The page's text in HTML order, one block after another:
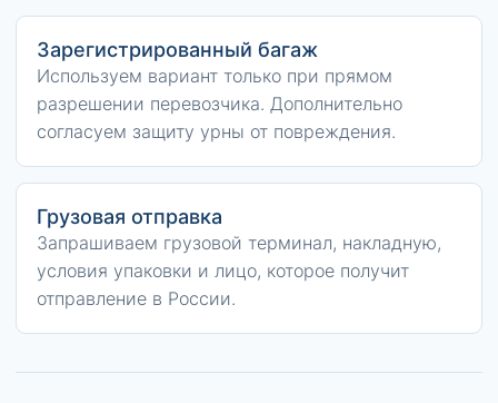
Зарегистрированный багаж
Используем вариант только при прямом
разрешении перевозчика. Дополнительно
согласуем защиту урны от повреждения.
Грузовая отправка
Запрашиваем грузовой терминал, накладную,
условия упаковки и лицо, которое получит
отправление в России.